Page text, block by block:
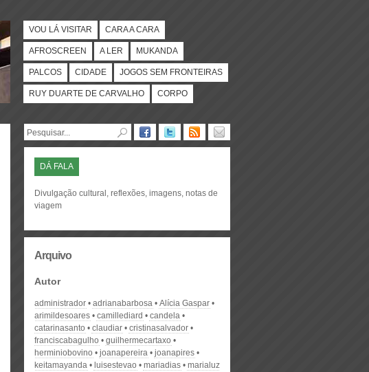
VOU LÁ VISITAR CARA A CARA
AFROSCREEN A LER MUKANDA
PALCOS CIDADE JOGOS SEM FRONTEIRAS
RUY DUARTE DE CARVALHO CORPO
DÁ FALA
Divulgação cultural, reflexões, imagens, notas de
viagem
Arquivo
Autor
administrador adrianabarbosa
Alícia Gaspar
arimildesoares
camillediard
candela
catarinasanto
claudiar
cristinasalvador
franciscabagulho
guilhermecartaxo
herminiobovino
joanapereira
joanapires
keitamayanda
luisestevao mariadias
marialuz